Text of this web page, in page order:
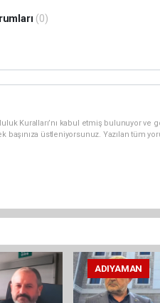
(0)
Kuralları’nı kabul etmiş bulunuyor ve
başınıza üstleniyorsunuz. Yazılan tüm
ADIYAMAN